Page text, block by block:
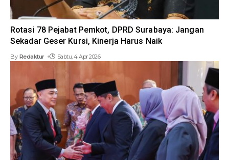
Rotasi 78 Pejabat Pemkot, DPRD Surabaya: Jangan
Sekadar Geser Kursi, Kinerja Harus Naik
By Redaktur Sabtu, 4 Apr 2026